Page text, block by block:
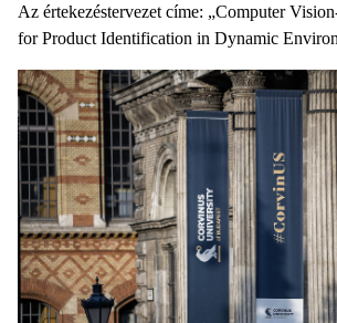
Az értekezéstervezet címe: „Computer
for Product Identification in Dynamic